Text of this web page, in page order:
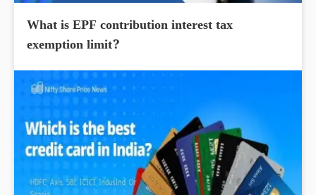
What is EPF contribution interest tax
exemption limit?